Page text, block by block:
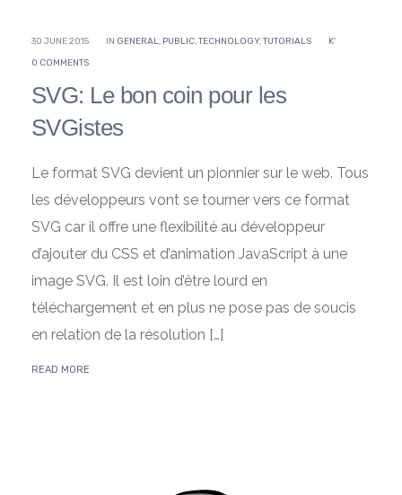
30 JUNE 2015 IN GENERAL, PUBLIC,TECHNOLOGY,TUTORIALS
K'
0 COMMENTS
SVG: Le bon coin pour les
SVGistes
Le format SVG devient un pionnier sur le web. Tous
les développeurs vont se tourner vers ce format
SVG car il offre une flexibilité au développeur
d’ajouter du CSS et d’animation JavaScript à une
image SVG. Il est loin d’être lourd en
téléchargement et en plus ne pose pas de soucis
en relation de la résolution […]
READ MORE